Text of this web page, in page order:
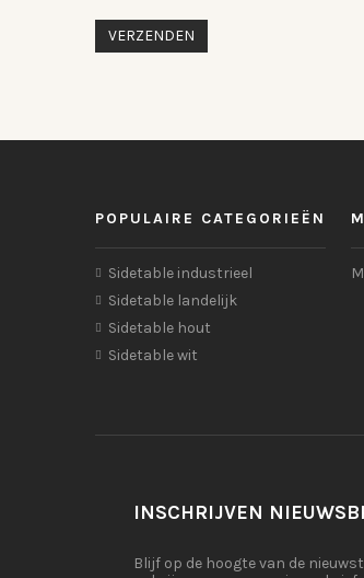
POPULAIRE CATEGORIEËN
Sidetable industrieel
Sidetable landelijk
Sidetable hout
Sidetable wit
INSCHRIJVEN
Blijf op de hoogte van de